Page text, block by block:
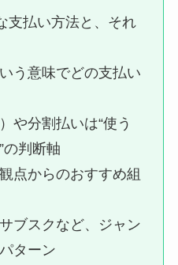
支払い方法と、それ
う意味でどの支払い
や分割払いは“使う
の判断軸
点からのおすすめ組
ブスクなど、ジャン
ターン